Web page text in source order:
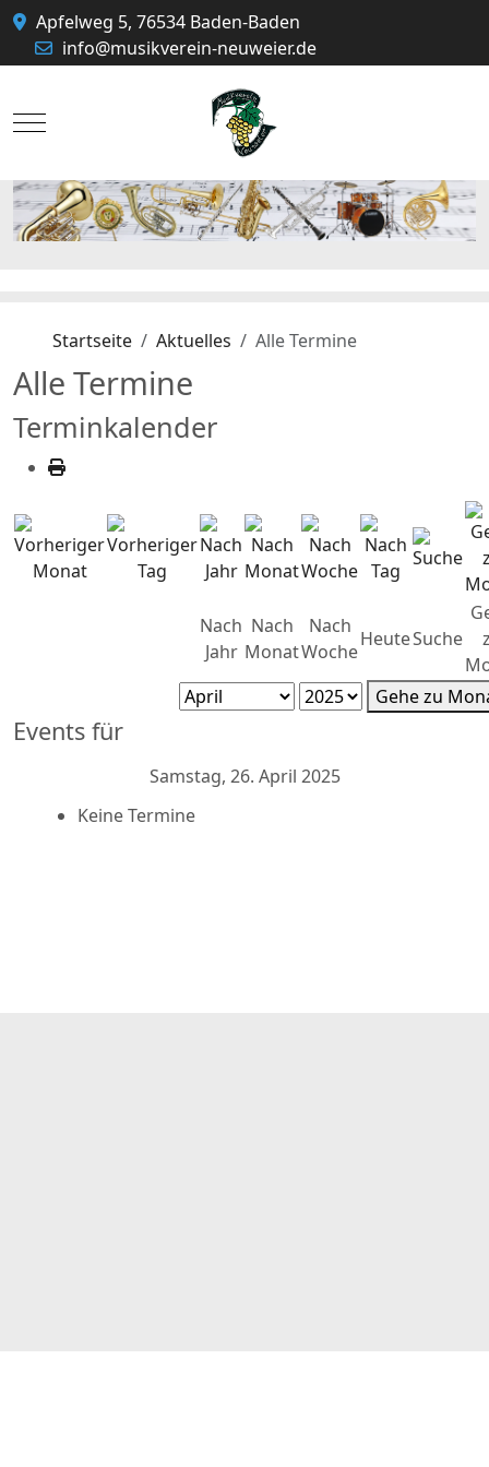
Apfelweg 5, 76534 Baden-Baden
info@musikverein-neuweier.de
Mobile Menu Toggle
Startseite Aktuelles Alle Termine
Alle Termine
Terminkalender
Nach
Jahr
Nach
Monat
Nach
Woche
HeuteSuche
Gehe zu
Events für
Samstag, 26. April 2025
Keine Termine